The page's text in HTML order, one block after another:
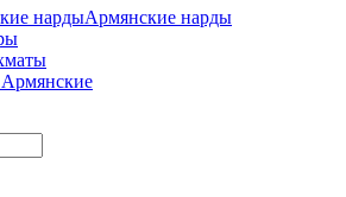
Армянские нарды